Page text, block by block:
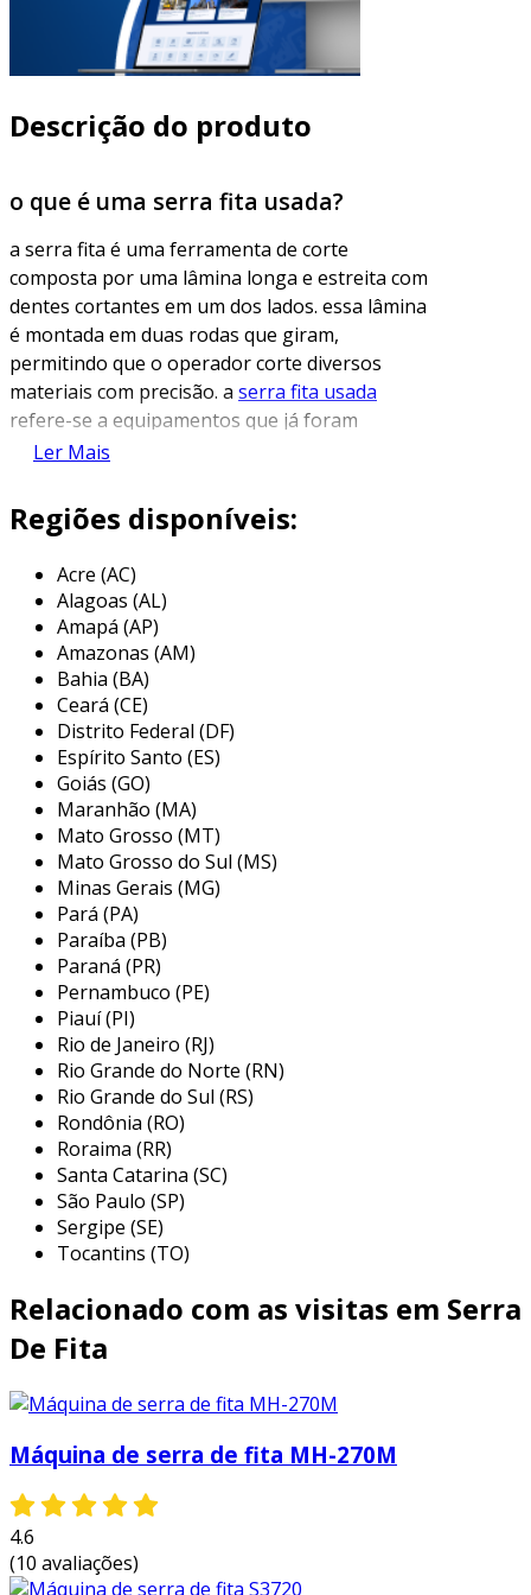
Descrição do produto
o que é uma serra fita usada?
a serra fita é uma ferramenta de corte
composta por uma lâmina longa e estreita com
dentes cortantes em um dos lados. essa lâmina
é montada em duas rodas que giram,
permitindo que o operador corte diversos
materiais com precisão. a serra fita usada
refere-se a equipamentos que já foram
utilizados em processos industriais, mas que
trabalho.
versatilidade. ela pode ser utilizada para cortar
madeira, metal, plástico e outros materiais,
sendo uma escolha popular em indústrias de
marcenaria, metalurgia e em oficinas de
fabricação. embora a serra fita nova ofereça
um desempenho otimizado, a opção de adquirir
uma serra fita usada pode representar uma
economia significativa para pequenos negócios
e profissionais autônomos.
principais aplicações da serra fita
usada
a serra fita usada é amplamente aplicada em
vários setores devido à sua flexibilidade e
capacidade de corte. entre as principais
aplicações, destacam-se:
marcenaria:ideal para o corte de tábuas
e peças de madeira em diferentes
formatos, permitindo acabamento preciso
e eficiente.
metalurgia:usada para cortar chapas de
metal, perfis e tubos, sendo essencial na
fabricação de componentes metálicos.
de materiais plásticos, como poliestireno
e pvc, em formatos variados.
fita usada, é possível realizar ajustes em
estruturas existentes, proporcionando
flexibilidade na execução de projetos.
essas aplicações destacam a importância da
serra fita usada em diferentes setores,
Ler Mais
Regiões disponíveis:
Acre (AC)
Alagoas (AL)
Amapá (AP)
Amazonas (AM)
Bahia (BA)
Ceará (CE)
Distrito Federal (DF)
Espírito Santo (ES)
Goiás (GO)
Maranhão (MA)
Mato Grosso (MT)
Mato Grosso do Sul (MS)
Minas Gerais (MG)
Pará (PA)
Paraíba (PB)
Paraná (PR)
Pernambuco (PE)
Piauí (PI)
Rio de Janeiro (RJ)
Rio Grande do Norte (RN)
Rio Grande do Sul (RS)
Rondônia (RO)
Roraima (RR)
Santa Catarina (SC)
São Paulo (SP)
Sergipe (SE)
Tocantins (TO)
Relacionado com as visitas em Serra
De Fita
Máquina de serra de fita MH-270M
4.6
(10 avaliações)